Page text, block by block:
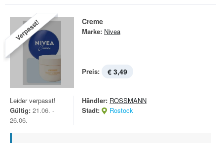
Verpasst! Creme
Marke: Nivea
Preis: € 3,49
Leider verpasst!
Gültig: 21.06. -
26.06.
Händler: ROSSMANN
Stadt:
Rostock